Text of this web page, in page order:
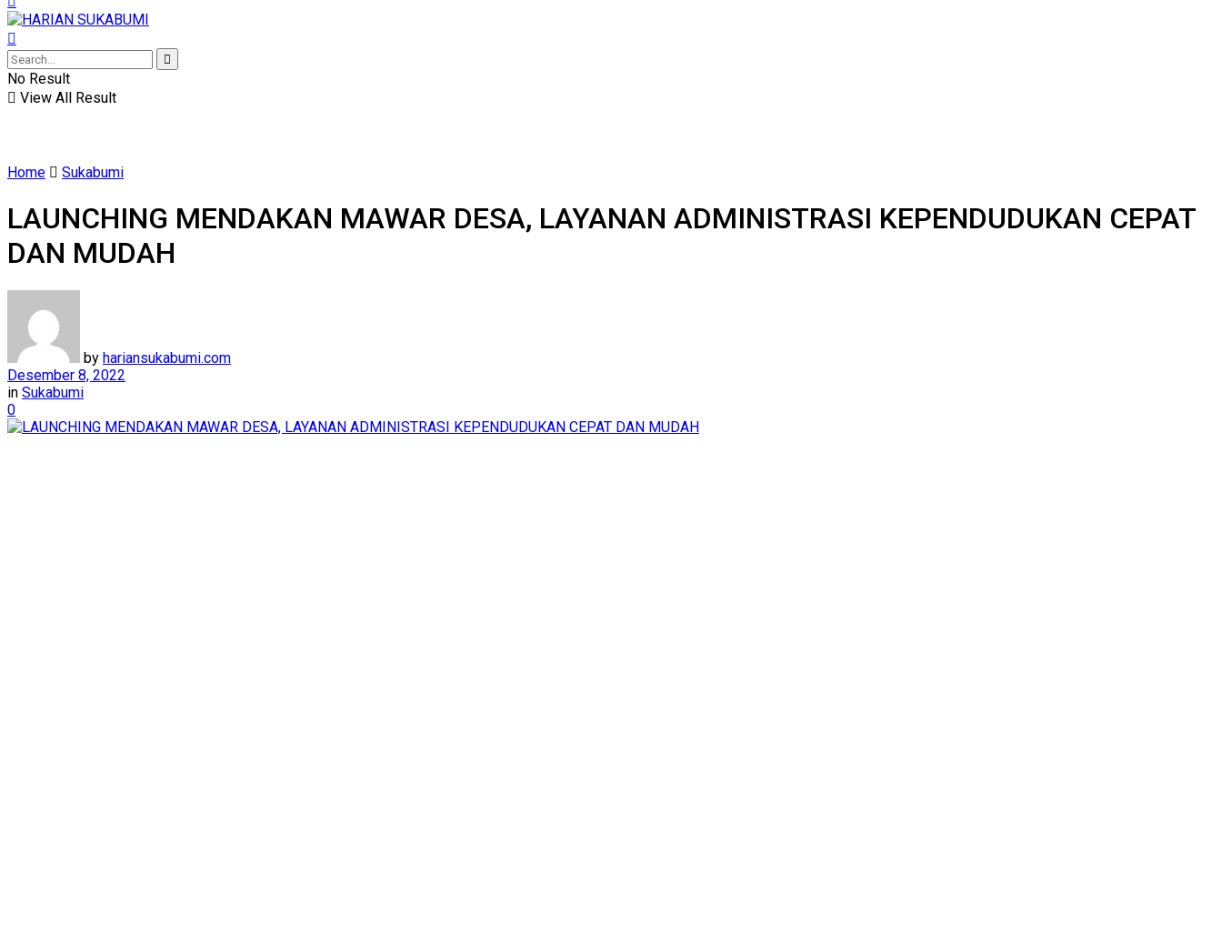
No Result
View All Result
Home Sukabumi
LAUNCHING MENDAKAN MAWAR DESA, LAYANAN ADMINISTRASI KEPENDUDUKAN CEPAT
DAN MUDAH
by hariansukabumi.com
Desember 8, 2022
in Sukabumi
0